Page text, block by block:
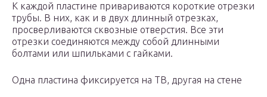
К каждой пластине привариваются короткие отрезки
трубы. В них, как и в двух длинный отрезках,
просверливаются сквозные отверстия. Все эти
отрезки соединяются между собой длинными
болтами или шпильками с гайками.
Одна пластина фиксируется на ТВ, другая на стене